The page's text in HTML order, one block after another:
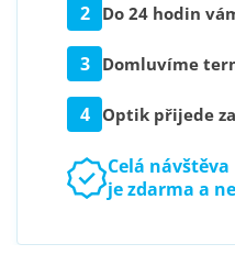
2 Do 24 hodin
3 Domluvíme
4 Optik přijede
Celá návštěva
je zdarma a